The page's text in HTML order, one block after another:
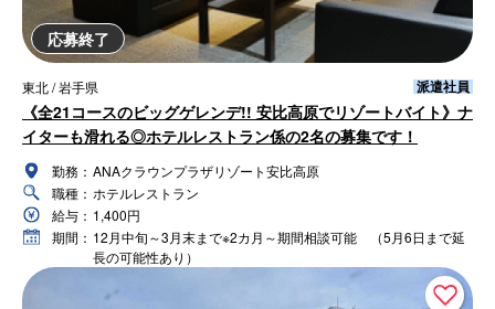
応募終了
東北 / 岩手県 派遣社員
《全21コースのビッグゲレンデ!! 安比高原でリゾートバイト》ナ
イターも滑れる◎ホテルレストラン係の2名の募集です！
勤務： ANAクラウンプラザリゾート安比高原
職種： ホテルレストラン
給与： 1,400円
期間： 12月中旬～3月末まで※2カ月～期間相談可能 （5月6日まで延
長の可能性あり）